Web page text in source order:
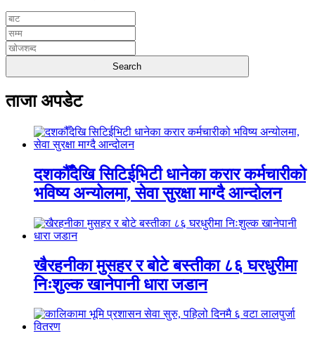
ताजा अपडेट
दशकौँदेखि सिटिईभिटी धानेका करार कर्मचारीको
भविष्य अन्योलमा, सेवा सुरक्षा माग्दै आन्दोलन
खैरहनीका मुसहर र बोटे बस्तीका ८६ घरधुरीमा
निःशुल्क खानेपानी धारा जडान